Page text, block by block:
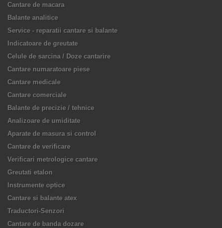
Cantare de macara
Balante analitice
Service - reparatii cantare si balante
Indicatoare de greutate
Celule de sarcina / Doze cantarire
Cantare numaratoare piese
Cantare medicale
Cantare comerciale
Balante de precizie / tehnice
Analizoare de umiditate
Aparate de masura si control
Cantare de verificare
Verificari metrologice cantare
Greutati etalon
Instrumente optice
Cantare si balante atex
Traductori-Senzori
Cantare de banda dozare